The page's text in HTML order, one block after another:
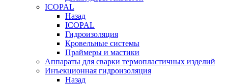
ICOPAL
Назад
ICOPAL
Гидроизоляция
Кровельные системы
Праймеры и мастики
Аппараты для сварки термопластичных изделий
Инъекционная гидроизоляция
Назад